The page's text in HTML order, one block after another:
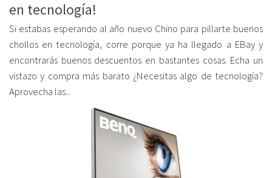
en tecnología!
Si estabas esperando al año nuevo Chino para pillarte buenos
chollos en tecnología, corre porque ya ha llegado a EBay y
encontrarás buenos descuentos en bastantes cosas. Echa un
vistazo y compra más barato ¿Necesitas algo de tecnología?
Aprovecha las...